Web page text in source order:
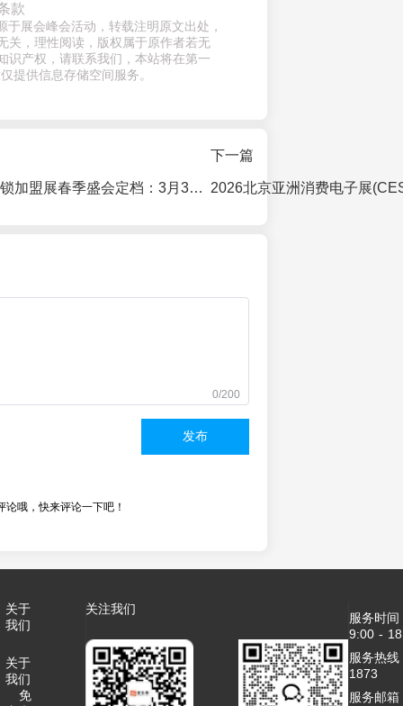
款
于展会峰会活动，转载注明原文出处，
关，理性阅读，版权属于原作者若无
识产权，请联系我们，本站将在第一
提供信息存储空间服务。
2027上海国际连锁加盟展春季盛会定档：3月30日启幕，汇聚300品牌
下一篇
0/200
发布
论哦，快来评论一下吧！
关于
我们
关于
我们
免
关注我们
服务时
9:00 -
服务热
1873
服务邮箱